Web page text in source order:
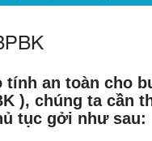
tính an toàn cho
), chúng ta cần
tục gởi như sau: